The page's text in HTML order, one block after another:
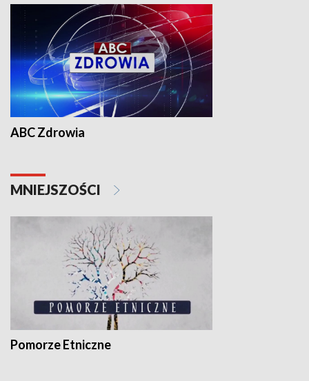
ABC Zdrowia
MNIEJSZOŚCI
Pomorze Etniczne